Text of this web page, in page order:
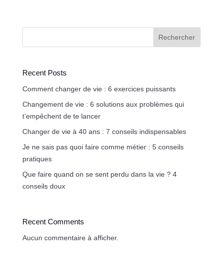
Rechercher
Recent Posts
Comment changer de vie : 6 exercices puissants
Changement de vie : 6 solutions aux problèmes qui
t’empêchent de te lancer
Changer de vie à 40 ans : 7 conseils indispensables
Je ne sais pas quoi faire comme métier : 5 conseils
pratiques
Que faire quand on se sent perdu dans la vie ? 4
conseils doux
Recent Comments
Aucun commentaire à afficher.